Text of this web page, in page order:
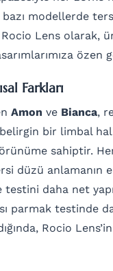
modellerde
Lens olarak,
özen
Farkları
Amon ve Bianca,
bir limbal
sahiptir.
düzü anlamanın
testini daha net
parmak testinde
Rocio